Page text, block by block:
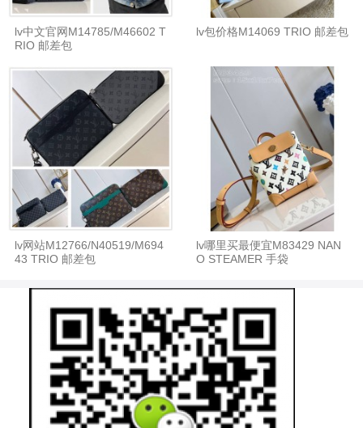
lv中文官网M14785/M46602 T
RIO 邮差包
lv包价格M14069 TRIO 邮差包
lv网站M12766/N40519/M694
43 TRIO 邮差包
lv哪里买最便宜M83429 NAN
O STEAMER 手袋